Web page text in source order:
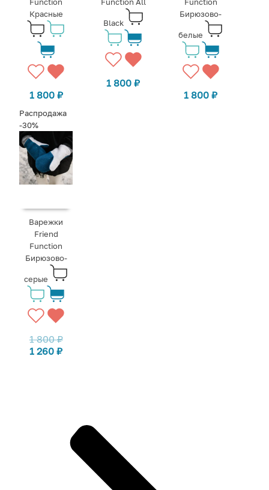
Function
Красные
1 800 ₽
Function All
Black
1 800₽
Function
Бирюзово-
белые
1 800₽
Распродажа
-30%
Варежки
Friend
Function
Бирюзово-
серые
1 800₽
1 260₽